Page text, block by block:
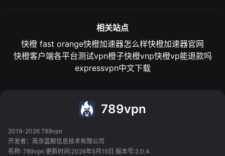
相关站点
快橙 fast orange快橙加速器怎么样快橙加速器官网
快橙客户端各平台测试vpn橙子快橙vnp快橙vp能退款吗
expressvpn中文下载
789vpn
2019-2026 789vpn
开发者：南京蓝鲸信息技术有限公司
名称: 789vpn 更新时间:2026年5月15日 版本号:2.0.4